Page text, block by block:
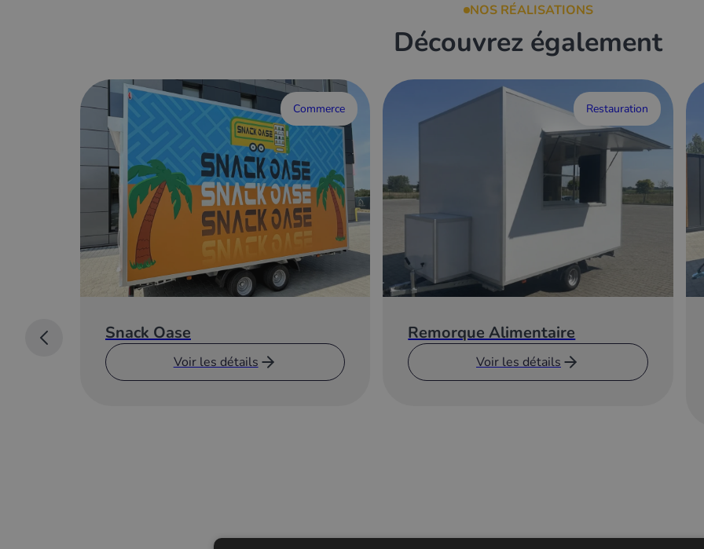
NOS RÉALISATIONS
Découvrez également
Commerce
Snack Oase
Voir les détails
Restauration
Remorque Alimentaire
Voir les détails